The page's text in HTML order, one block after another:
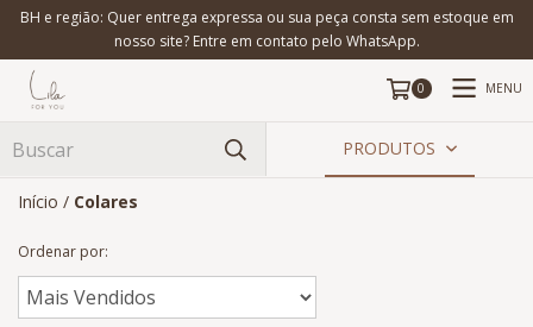
BH e região: Quer entrega expressa ou sua peça consta sem estoque em
nosso site? Entre em contato pelo WhatsApp.
0 MENU
PRODUTOS
Início / Colares
Ordenar por: